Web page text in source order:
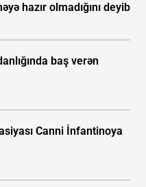
hazır olmadığını deyib
baş verən
Canni İnfantinoya